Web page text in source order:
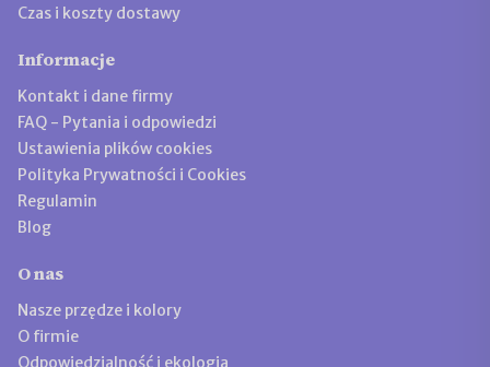
Czas i koszty dostawy
Informacje
Kontakt i dane firmy
FAQ - Pytania i odpowiedzi
Ustawienia plików cookies
Polityka Prywatności i Cookies
Regulamin
Blog
O nas
Nasze przędze i kolory
O firmie
Odpowiedzialność i ekologia